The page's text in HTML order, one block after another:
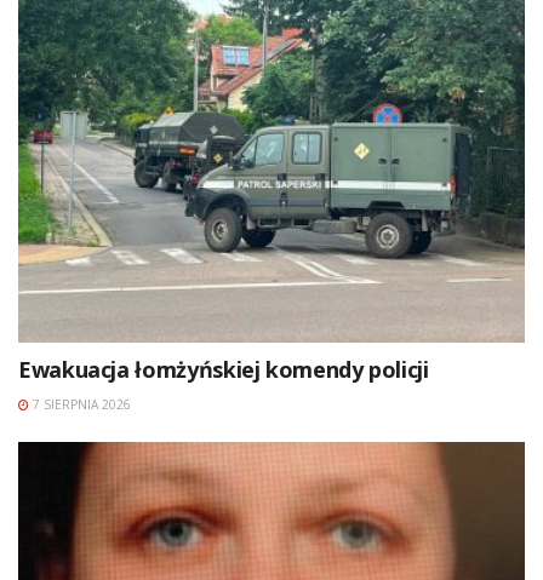
Ewakuacja łomżyńskiej komendy policji
7 SIERPNIA 2026